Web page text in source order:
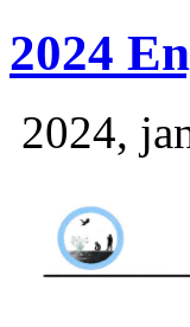
2024
2024,